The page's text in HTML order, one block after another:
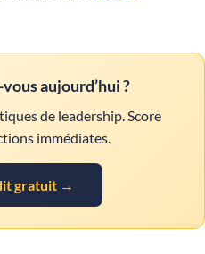
aujourd’hui ?
de leadership. Score
immédiates.
gratuit →